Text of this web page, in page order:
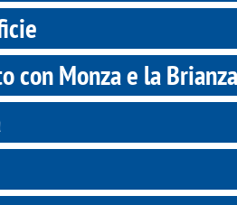
con Monza e la